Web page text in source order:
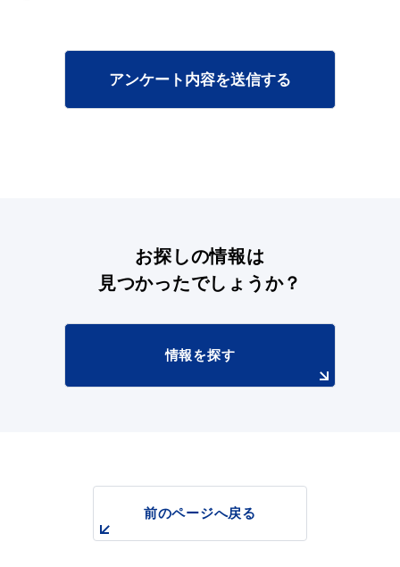
アンケート内容を送信する
お探しの情報は
見つかったでしょうか？
情報を探す
前のページへ戻る